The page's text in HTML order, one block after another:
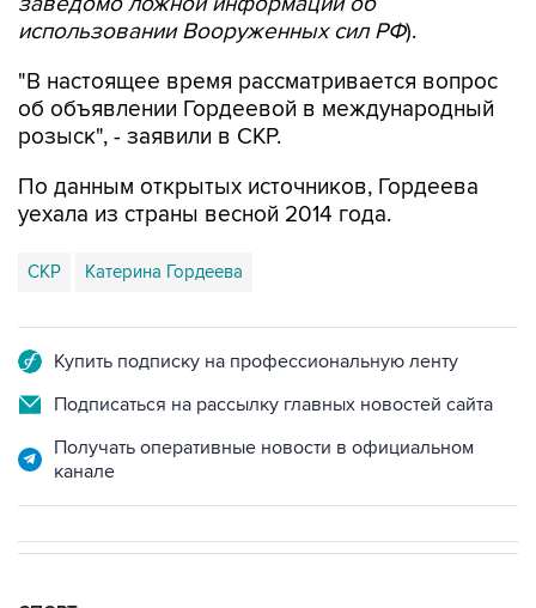
"В настоящее время рассматривается вопрос
розыск", - заявили в СКР.
По данным открытых источников, Гордеева
СКР Катерина Гордеева
Подписаться на рассылку главных новостей сайта
Получать оперативные новости в официальном